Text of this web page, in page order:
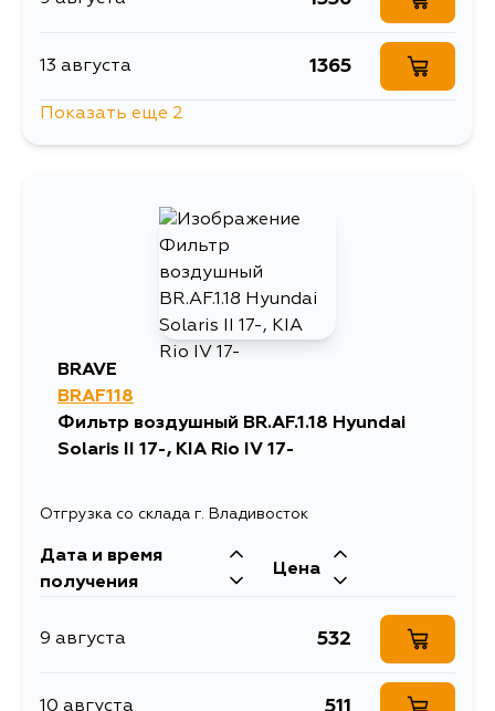
13 августа 1365
Показать еще 2
BRAVE
BRAF118
Фильтр воздушный BR.AF.1.18 Hyundai
Solaris II 17-, KIA Rio IV 17-
Отгрузка со склада г. Владивосток
Дата и время
получения
Цена
9 августа 532
10 августа 511